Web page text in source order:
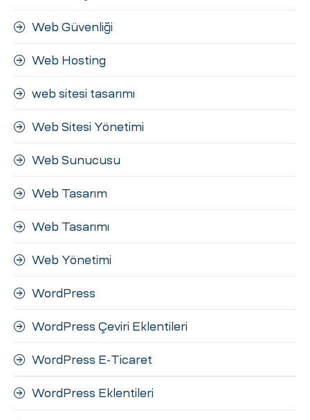
Web Güvenliği
Web Hosting
web sitesi tasarımı
Web Sitesi Yönetimi
Web Sunucusu
Web Tasarım
Web Tasarımı
Web Yönetimi
WordPress
WordPress Çeviri Eklentileri
WordPress E-Ticaret
WordPress Eklentileri